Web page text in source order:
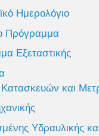
Ημερολόγιο
Πρόγραμμα
Εξεταστικής
και
Υδραυλικής